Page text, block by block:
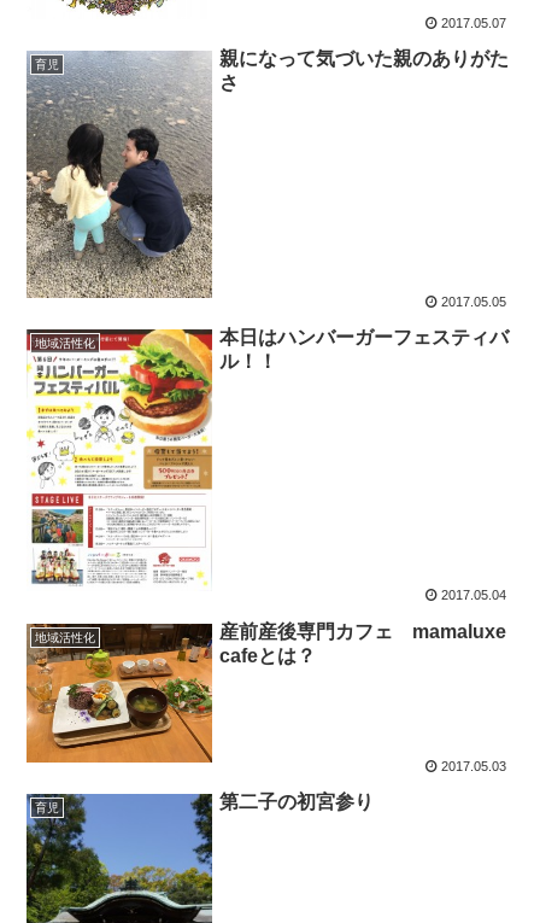
2017.05.07
育児
親になって気づいた親のありがた
さ
2017.05.05
地域活性化
本日はハンバーガーフェスティバ
ル！！
2017.05.04
地域活性化
産前産後専門カフェ mamaluxe
cafeとは？
2017.05.03
育児 第二子の初宮参り